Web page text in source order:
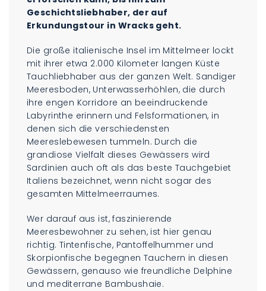
Geschichtsliebhaber, der auf
Erkundungstour in Wracks geht.
Die große italienische Insel im Mittelmeer lockt
mit ihrer etwa 2.000 Kilometer langen Küste
Tauchliebhaber aus der ganzen Welt. Sandiger
Meeresboden, Unterwasserhöhlen, die durch
ihre engen Korridore an beeindruckende
Labyrinthe erinnern und Felsformationen, in
denen sich die verschiedensten
Meereslebewesen tummeln. Durch die
grandiose Vielfalt dieses Gewässers wird
Sardinien auch oft als das beste Tauchgebiet
Italiens bezeichnet, wenn nicht sogar des
gesamten Mittelmeerraumes.
Wer darauf aus ist, faszinierende
Meeresbewohner zu sehen, ist hier genau
richtig. Tintenfische, Pantoffelhummer und
Skorpionfische begegnen Tauchern in diesen
Gewässern, genauso wie freundliche Delphine
und mediterrane Bambushaie.